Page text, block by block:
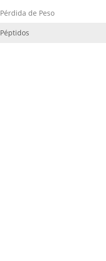
Pérdida de Peso
Péptidos